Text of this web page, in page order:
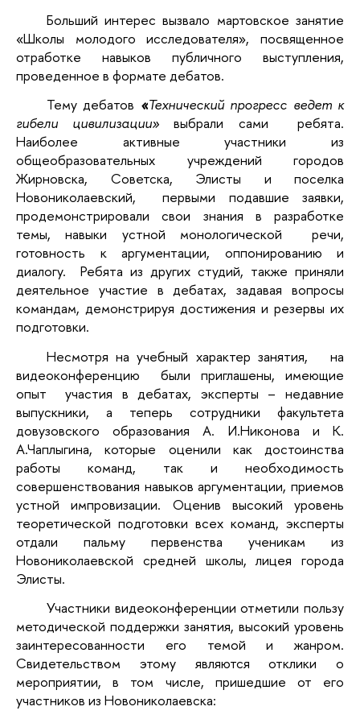
Больший интерес вызвало мартовское занятие
«Школы молодого исследователя», посвященное
отработке навыков публичного выступления,
проведенное в формате дебатов.
Тему дебатов «Технический прогресс ведет к
гибели цивилизации»выбрали сами ребята.
Наиболее активные участники из
общеобразовательных учреждений городов
Жирновска, Советска, Элисты и поселка
Новониколаевский, первыми подавшие заявки,
продемонстрировали свои знания в разработке
темы, навыки устной монологической речи,
готовность к аргументации, оппонированию и
диалогу. Ребята из других студий, также приняли
деятельное участие в дебатах, задавая вопросы
командам, демонстрируя достижения и резервы их
подготовки.
Несмотря на учебный характер занятия, на
видеоконференцию были приглашены, имеющие
опыт участия в дебатах, эксперты – недавние
выпускники, а теперь сотрудники факультета
довузовского образования А. И.Никонова и К.
А.Чаплыгина, которые оценили как достоинства
работы команд, так и необходимость
совершенствования навыков аргументации, приемов
устной импровизации. Оценив высокий уровень
теоретической подготовки всех команд, эксперты
отдали пальму первенства ученикам из
Новониколаевской средней школы, лицея города
Элисты.
Участники видеоконференции отметили пользу
методической поддержки занятия, высокий уровень
заинтересованности его темой и жанром.
Свидетельством этому являются отклики о
мероприятии, в том числе, пришедшие от его
участников из Новониколаевска: